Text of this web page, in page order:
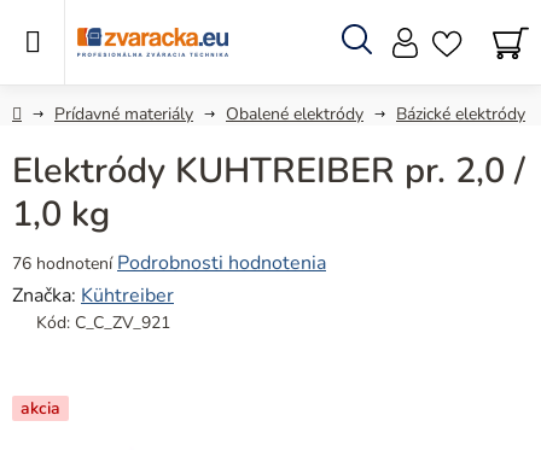
Hľadať
DomovPrídavné materiály Obalené elektródy Bázické elektródy
Elektródy KUHTREIBER pr. 2,0 /
1,0 kg
Priemerné
hodnotenie
produktu
z
5
76 hodnotení Podrobnosti hodnotenia
Značka: Kühtreiber
Kód: C_C_ZV_921
akcia